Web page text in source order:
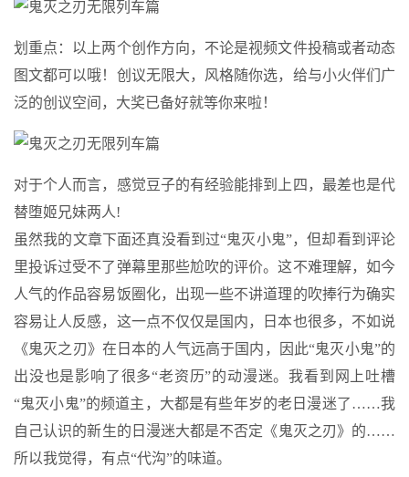
划重点：以上两个创作方向，不论是视频文件投稿或者动态
图文都可以哦！创议无限大，风格随你选，给与小火伴们广
泛的创议空间，大奖已备好就等你来啦！
对于个人而言，感觉豆子的有经验能排到上四，最差也是代
替堕姬兄妹两人!
虽然我的文章下面还真没看到过“鬼灭小鬼”，但却看到评论
里投诉过受不了弹幕里那些尬吹的评价。这不难理解，如今
人气的作品容易饭圈化，出现一些不讲道理的吹捧行为确实
容易让人反感，这一点不仅仅是国内，日本也很多，不如说
《鬼灭之刃》在日本的人气远高于国内，因此“鬼灭小鬼”的
出没也是影响了很多“老资历”的动漫迷。我看到网上吐槽
“鬼灭小鬼”的频道主，大都是有些年岁的老日漫迷了……我
自己认识的新生的日漫迷大都是不否定《鬼灭之刃》的……
所以我觉得，有点“代沟”的味道。